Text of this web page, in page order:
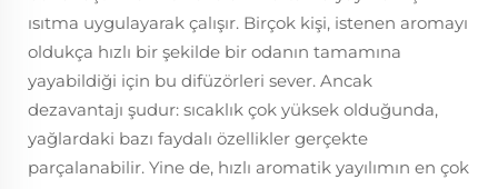
ısıtma uygulayarak çalışır. Birçok kişi, istenen aromayı
oldukça hızlı bir şekilde bir odanın tamamına
yayabildiği için bu difüzörleri sever. Ancak
dezavantajı şudur: sıcaklık çok yüksek olduğunda,
yağlardaki bazı faydalı özellikler gerçekte
parçalanabilir. Yine de, hızlı aromatik yayılımın en çok